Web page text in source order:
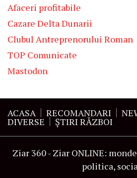
Afaceri profitabile
Cazare Delta Dunarii
Clubul Antreprenorului Roman
TOP Comunicate
Mastodon
ACASA RECOMANDARI
DIVERSE ŞTIRI RĂZBOI
Ziar 360 - Ziar ONLINE:
politica,